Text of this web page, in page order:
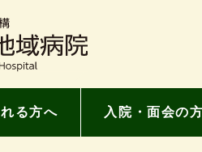
る方へ 入院・面会の